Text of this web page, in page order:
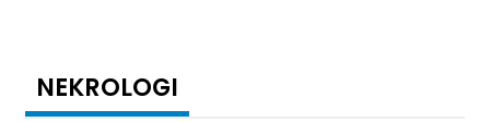
NEKROLOGI